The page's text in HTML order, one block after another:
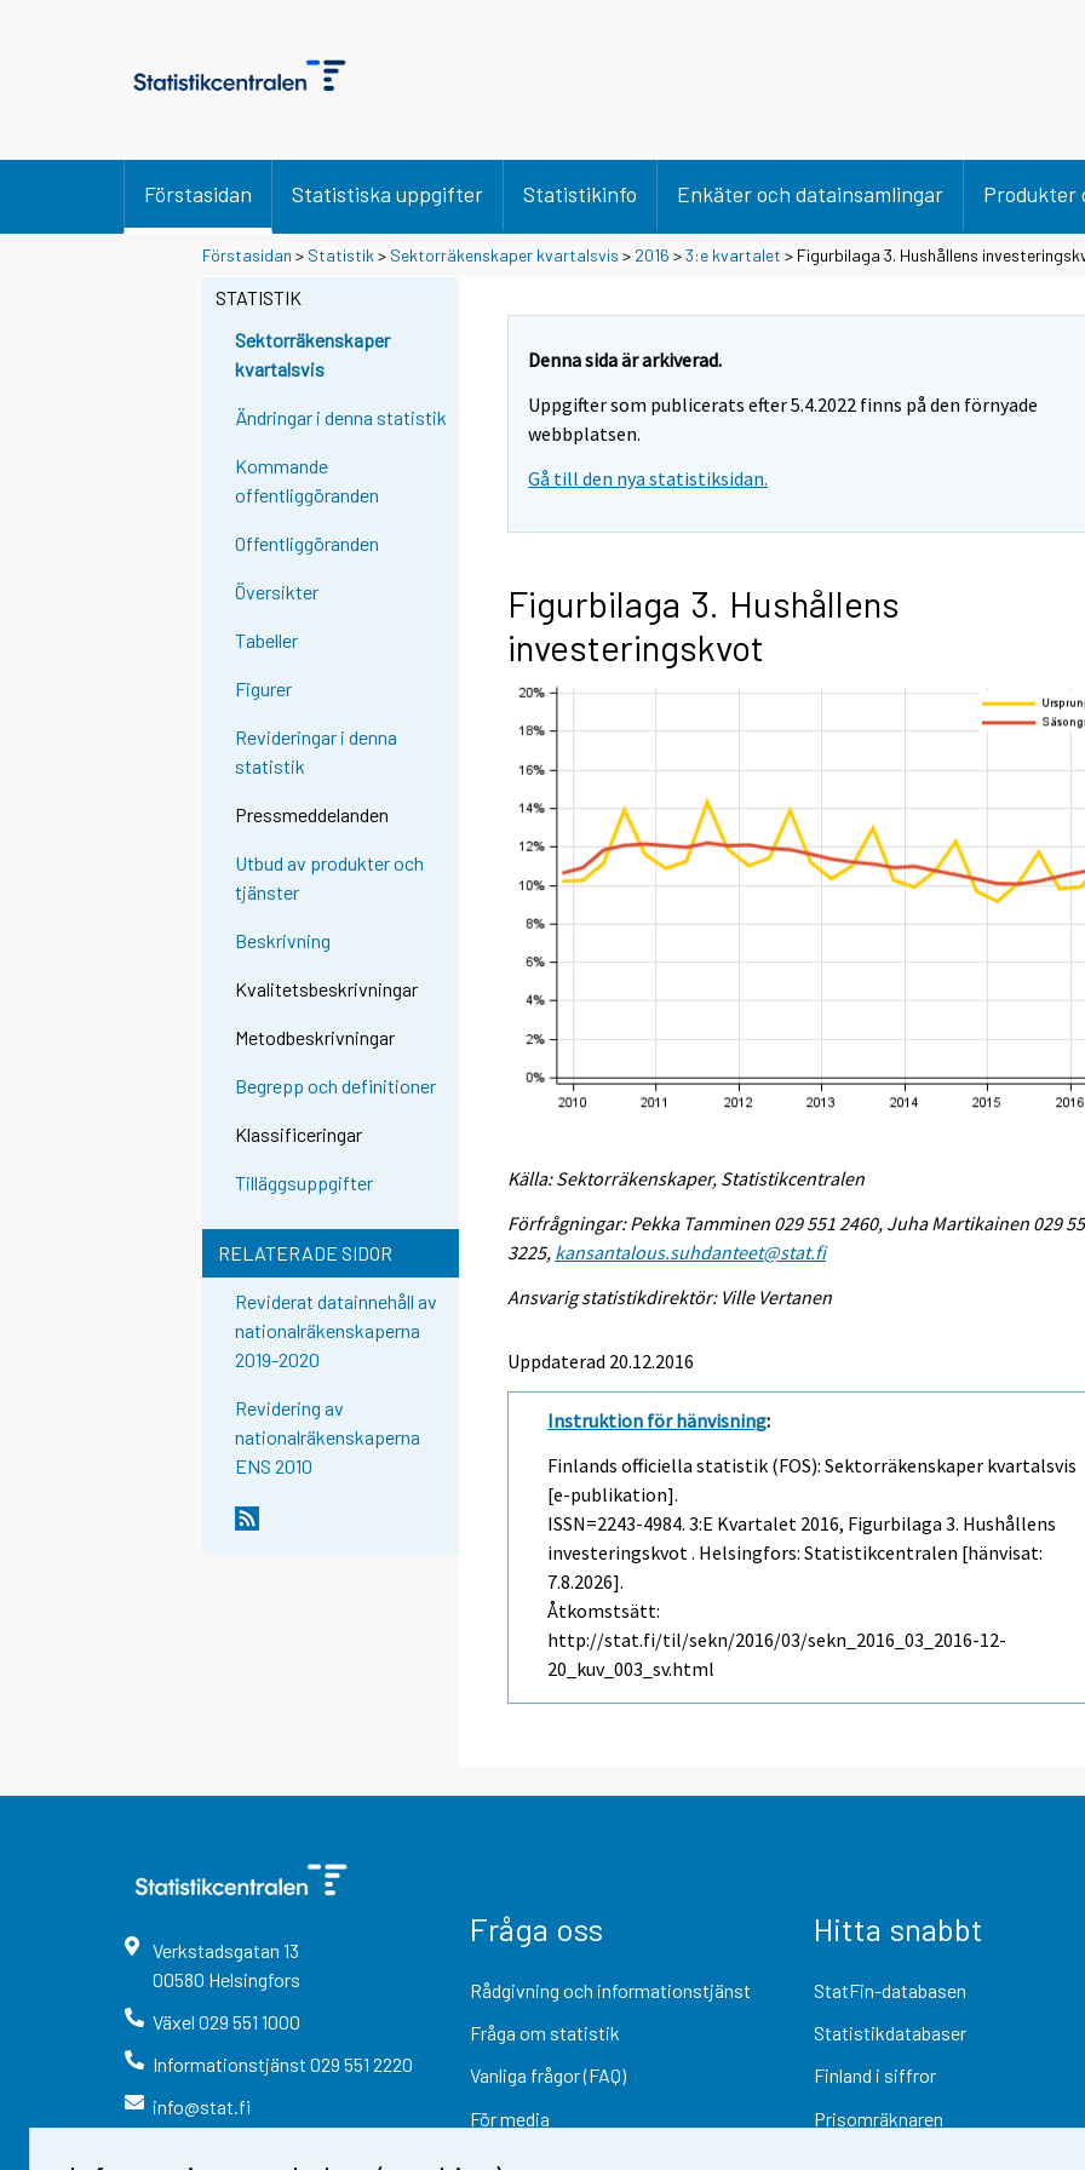
Förstasidan Statistiska uppgifter Statistikinfo Enkäter och datainsamlingar Produkter
Förstasidan > Statistik > Sektorräkenskaper kvartalsvis > 2016 >3:e kvartalet > Figurbilaga 3. Hushållens
STATISTIK
Sektorräkenskaper
kvartalsvis
Ändringar i denna statistik
Kommande
offentliggöranden
Offentliggöranden
Översikter
Tabeller
Figurer
Revideringar i denna
statistik
Pressmeddelanden
Utbud av produkter och
tjänster
Beskrivning
Kvalitetsbeskrivningar
Metodbeskrivningar
Begrepp och definitioner
Klassificeringar
Tilläggsuppgifter
RELATERADE SIDOR
Reviderat datainnehåll av
nationalräkenskaperna
2019-2020
Revidering av
nationalräkenskaperna
ENS 2010
Denna sida är arkiverad.
Uppgifter som publicerats efter 5.4.2022 finns på den förnyade
webbplatsen.
Gå till den nya statistiksidan.
Figurbilaga 3. Hushållens
investeringskvot
Källa: Sektorräkenskaper, Statistikcentralen
Förfrågningar: Pekka Tamminen 029 551 2460, Juha Martikainen 029
3225, kansantalous.suhdanteet@stat.fi
Ansvarig statistikdirektör: Ville Vertanen
Uppdaterad 20.12.2016
Instruktion för hänvisning:
Finlands officiella statistik (FOS): Sektorräkenskaper kvartalsvis
[e-publikation].
ISSN=2243-4984.3:e Kvartalet 2016, Figurbilaga 3. Hushållens
investeringskvot . Helsingfors: Statistikcentralen [hänvisat:
7.8.2026].
Åtkomstsätt:
http://stat.fi/til/sekn/2016/03/sekn_2016_03_2016-12-
20_kuv_003_sv.html
Verkstadsgatan 13
00580 Helsingfors
Växel 029 551 1000
Informationstjänst 029 551 2220
info@stat.fi
Fråga oss
Rådgivning och informationstjänst
Fråga om statistik
Vanliga frågor (FAQ)
För media
Hitta snabbt
StatFin-databasen
Statistikdatabaser
Finland i siffror
Prisomräknaren